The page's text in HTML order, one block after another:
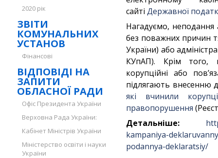
2020 рік
ЗВІТИ
КОМУНАЛЬНИХ
УСТАНОВ
Фінансові
ВІДПОВІДІ НА
ЗАПИТИ
ОБЛАСНОЇ РАДИ
Офіс Президента України
Верховна Рада України:
Кабінет Міністрів України
Міністерство освіти і науки
України
сайті Державної
Нагадуємо, неподання
без поважних причин
України) або
КУпАП). Крім того,
корупційні або
підлягають внесенню
які вчинили
правопорушення
Детальніше:
kampaniya-
podannya-deklaratsiy/